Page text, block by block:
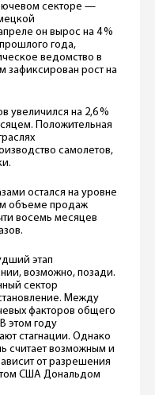
секторе —
он вырос на 4 %
года,
ведомство в
зафиксирован рост на
увеличился на 2,6 %
Положительная
самолетов,
остался на уровне
объеме продаж
восемь месяцев
этап
возможно, позади.
сектор
Между
факторов общего
этом году
стагнации. Однако
считает возможным и
от разрешения
США Дональдом